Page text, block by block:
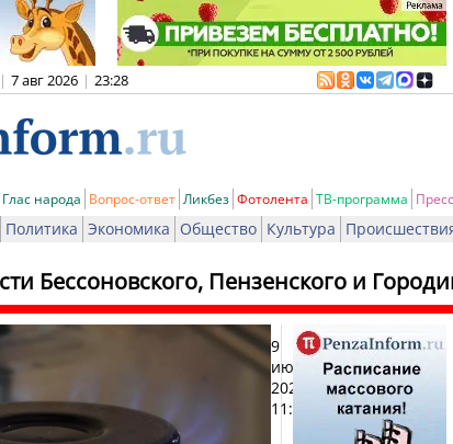
| 7 авг 2026 | 23:28
Глас народа Вопрос-ответ Ликбез Фотолента ТВ-программа
Политика Экономика Общество Культура
Бессоновского, Пензенского и
9
июня
2026,
11:21